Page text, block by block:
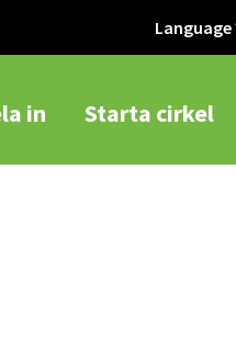
Language
in Starta cirkel